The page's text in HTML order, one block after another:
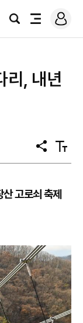
검
전
로
그
리, 내년
공
유
텍
스
기
고로쇠 축제